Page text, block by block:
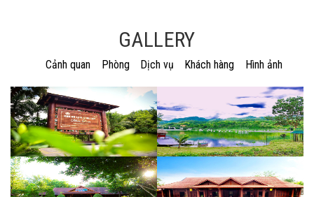
GALLERY
Cảnh quan Phòng Dịch vụ Khách hàng Hình ảnh